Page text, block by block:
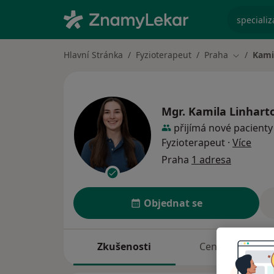
Hlavní Stránka Fyzioterapeut Praha Změna
Mgr. Kamila
přijímá nové pacienty
Fyzioterapeut · Více
Praha 1 adresa
Objednat se
Zkušenosti Ceník